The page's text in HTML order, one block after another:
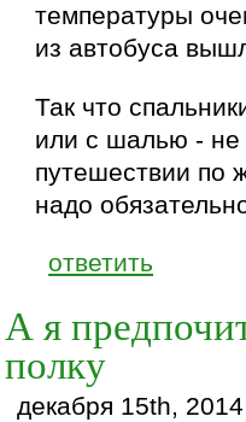
температуры
из автобуса
Так что
или с шалью - не
путешествии по
надо
ответить
А я
полку
декабря 15th,